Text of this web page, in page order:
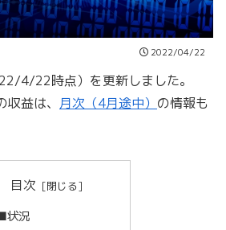
2022/04/22
4/22時点）を更新しました。
益は、 月次（4月途中） の情報も
目次
状況